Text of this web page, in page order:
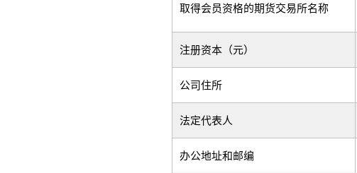
取得会员资格的期货交易所名称
注册资本（元）
公司住所
法定代表人
办公地址和邮编